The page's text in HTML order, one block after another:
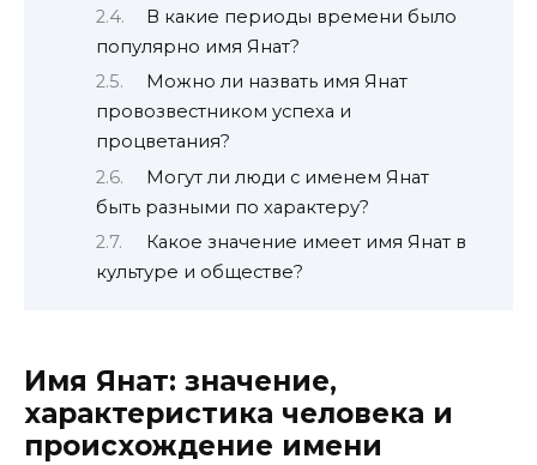
В какие периоды времени было
популярно имя Янат?
Можно ли назвать имя Янат
провозвестником успеха и
процветания?
Могут ли люди с именем Янат
быть разными по характеру?
Какое значение имеет имя Янат в
культуре и обществе?
Имя Янат: значение,
характеристика человека и
происхождение имени